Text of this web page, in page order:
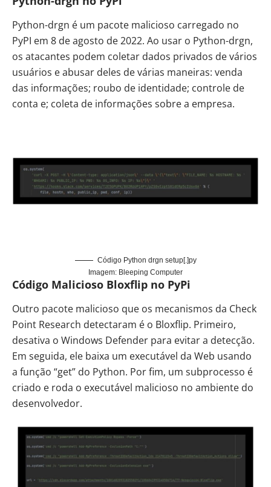
Python-drgn é um pacote malicioso carregado no
PyPI em 8 de agosto de 2022. Ao usar o Python-drgn,
os atacantes podem coletar dados privados de vários
usuários e abusar deles de várias maneiras: venda
das informações; roubo de identidade; controle de
conta e; coleta de informações sobre a empresa.
Código Python drgn setup[.]py
Imagem: Bleeping Computer
Código Malicioso Bloxflip no PyPi
Outro pacote malicioso que os mecanismos da Check
Point Research detectaram é o Bloxflip. Primeiro,
desativa o Windows Defender para evitar a detecção.
Em seguida, ele baixa um executável da Web usando
a função “get” do Python. Por fim, um subprocesso é
criado e roda o executável malicioso no ambiente do
desenvolvedor.